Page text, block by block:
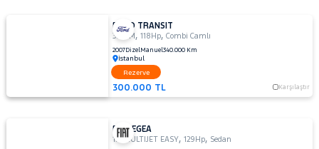
FORD TRANSIT
330 M ,118Hp,Combi Camlı
2007DizelManuel340.000 Km
İstanbul
300.000 TL Karşılaştır
Rezerve
FIAT EGEA
1.6 MULTIJET EASY,129Hp, Sedan